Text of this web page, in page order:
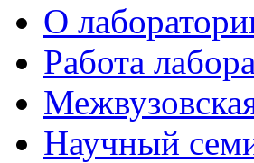
О
Работа
Научный